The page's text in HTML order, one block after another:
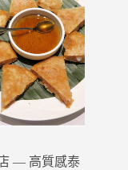
— 高質感泰